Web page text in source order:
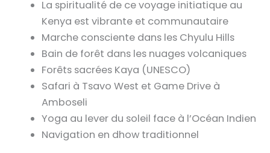
La spiritualité de ce voyage initiatique au
Kenya est vibrante et communautaire
Marche consciente dans les Chyulu Hills
Bain de forêt dans les nuages volcaniques
Forêts sacrées Kaya (UNESCO)
Safari à Tsavo West et Game Drive à
Amboseli
Yoga au lever du soleil face à l’Océan Indien
Navigation en dhow traditionnel